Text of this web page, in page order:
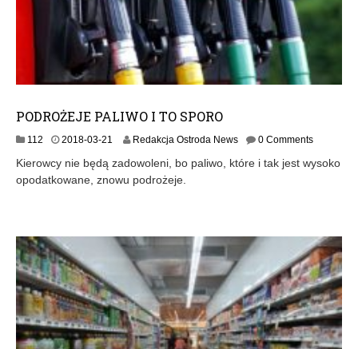
PODROŻEJE PALIWO I TO SPORO
112 2018-03-21
1
8
-
Redakcja Ostroda News 0 Comments
Kierowcy nie będą zadowoleni, bo paliwo, które i tak jest wysoko
opodatkowane, znowu podrożeje.